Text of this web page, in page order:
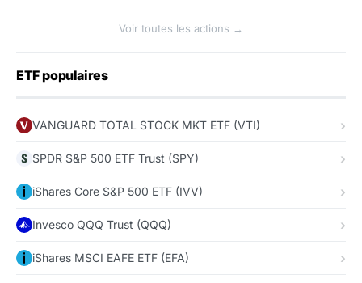
Voir toutes les actions →
ETF populaires
VANGUARD TOTAL STOCK MKT ETF (VTI)
SPDR S&P 500 ETF Trust (SPY)
iShares Core S&P 500 ETF (IVV)
Invesco QQQ Trust (QQQ)
iShares MSCI EAFE ETF (EFA)